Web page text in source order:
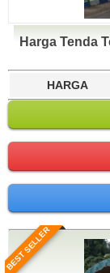
Harga Tenda
HARGA
BEST SELLER